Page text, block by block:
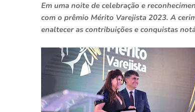
Em uma noite de celebração e
com o prêmio Mérito Varejista 2023. A
enaltecer as contribuições e conquistas